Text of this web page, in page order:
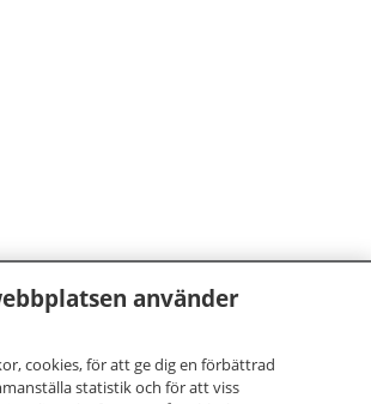
använder
cookies, för att ge dig en förbättrad
statistik och för att viss